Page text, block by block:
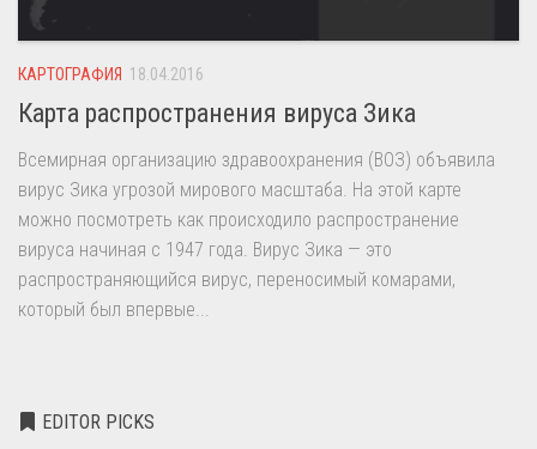
КАРТОГРАФИЯ 18.04.2016
Карта распространения вируса Зика
Всемирная организацию здравоохранения (ВОЗ) объявила
вирус Зика угрозой мирового масштаба. На этой карте
можно посмотреть как происходило распространение
вируса начиная с 1947 года. Вирус Зика — это
распространяющийся вирус, переносимый комарами,
который был впервые...
EDITOR PICKS